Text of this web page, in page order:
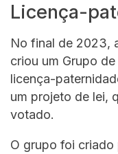
Licença-
No final de 2023,
criou um Grupo
licença-
um projeto de lei,
votado.
O grupo foi